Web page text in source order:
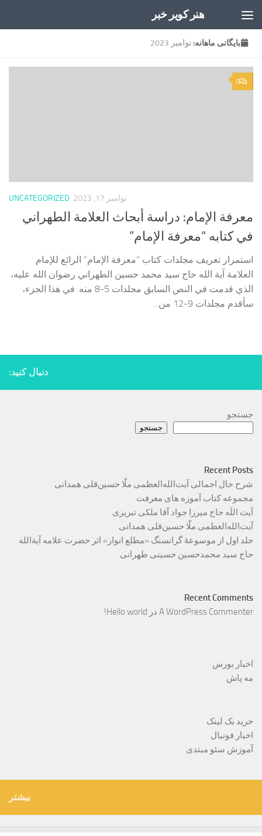
هنر کویر خبر
بایگانی‌ ماهانه: نوامبر 2023
0
UNCATEGORIZED نوامبر 17, 2023
معرفة الإمام: دراسة أبحاث العلامة الطهراني
في كتابه “معرفة الإمام”
استمرار تعريف مجلدات كتاب “معرفة الإمام” الرائع للإمام
العلامة آية الله حاج سيد محمد حسين الطهراني رضوان الله عليه،
الذي قدمت في النص السابق مجلدات 5-8 منه. في هذا الجزء،
سأقدم مجلدات 9-12 من...
دنبال کنید:
جستجو
جستجو
Recent Posts
شرح حال اجمالی آیت‌الله‌العظمی ملّا حسین‌قلی همدانی
مجموعه کتاب آموزه های معرفت
آیت اللَه حاج میرزا جواد آقا ملکی تبریزی
آیت‌الله‌العظمی ملّا حسین‌قلی همدانی
جلد اول از موسوعۀ گرانسنگ «مطلع انوار» اثر حضرت علامه آیة‌الله
حاج سید محمدحسین حسینی طهرانی
Recent Comments
A WordPress Commenter در Hello world!
اخبار بورس
مه پاش
خرید بک لینک
اخبار فوتبال
آموزش سئو مبتدی
بیشتر